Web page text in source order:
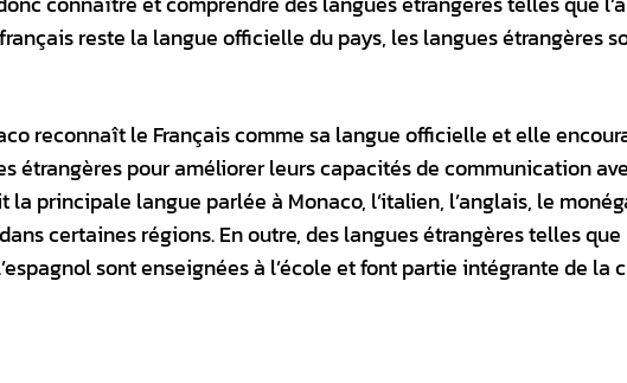
reste la langue officielle du pays, les langues étrangères
reconnaît le Français comme sa langue officielle et elle
étrangères pour améliorer leurs capacités de communication
la principale langue parlée à Monaco, l’italien, l’anglais, le
certaines régions. En outre, des langues étrangères telles que
sont enseignées à l’école et font partie intégrante de la